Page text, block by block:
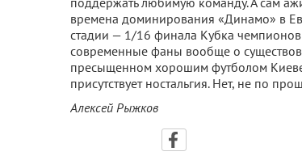
времена доминирования «Динамо» в
стадии — 1/16 финала Кубка
современные фаны вообще о
пресыщенном хорошим футболом
присутствует ностальгия. Нет, не по
Алексей Рыжков